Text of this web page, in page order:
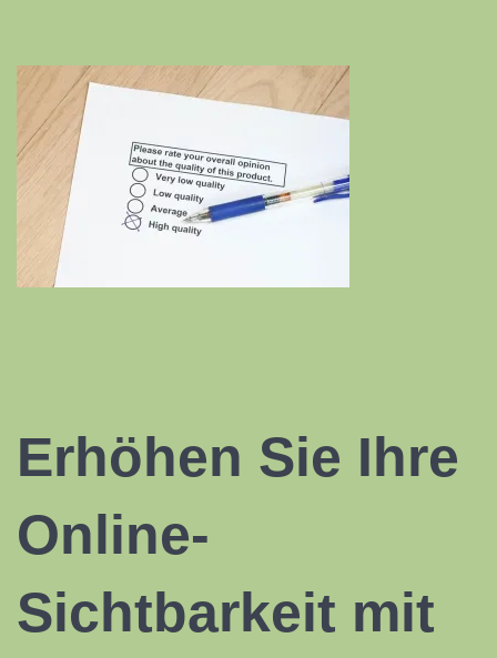
Erhöhen Sie Ihre
Online-
Sichtbarkeit mit